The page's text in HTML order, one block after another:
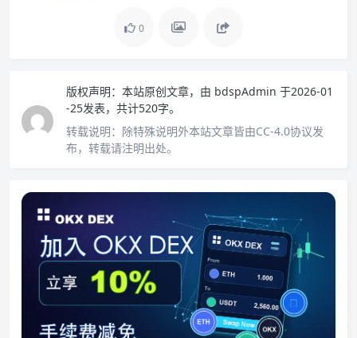
0
版权声明： 本站原创文章，由 bdspAdmin 于2026-01
-25发表，共计520字。
转载说明： 除特殊说明外本站文章皆由CC-4.0协议发
布，转载请注明出处。